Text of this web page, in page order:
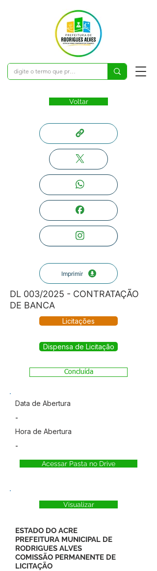
Voltar
Imprimir
DL 003/2025 - CONTRATAÇÃO
DE BANCA
Licitações
Dispensa de Licitação
Concluída
Data de Abertura
-
Hora de Abertura
-
Acessar Pasta no Drive
Visualizar
ESTADO DO ACRE
PREFEITURA MUNICIPAL DE
RODRIGUES ALVES
COMISSÃO PERMANENTE DE
LICITAÇÃO